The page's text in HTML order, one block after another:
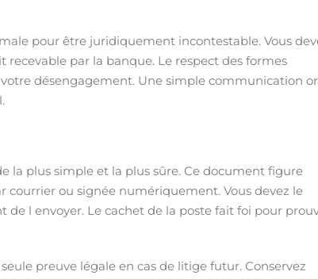
pour être juridiquement incontestable. Vous
par la banque. Le respect des formes
désengagement. Une simple communication
la plus simple et la plus sûre. Ce document figure
ou signée numériquement. Vous devez le
de l envoyer. Le cachet de la poste fait foi pour
preuve légale en cas de litige futur. Conservez